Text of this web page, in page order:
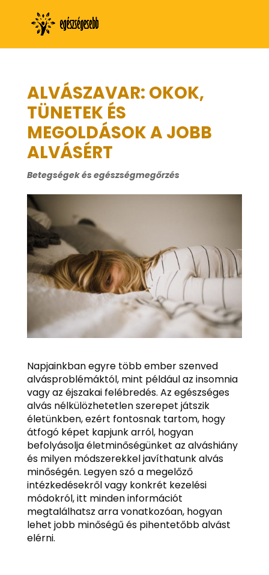
ALVÁSZAVAR: OKOK,
TÜNETEK ÉS
MEGOLDÁSOK A JOBB
ALVÁSÉRT
Betegségek és egészségmegőrzés
Napjainkban egyre több ember szenved
alvásproblémáktól, mint például az insomnia
vagy az éjszakai felébredés. Az egészséges
alvás nélkülözhetetlen szerepet játszik
életünkben, ezért fontosnak tartom, hogy
átfogó képet kapjunk arról, hogyan
befolyásolja életminőségünket az alváshiány
és milyen módszerekkel javíthatunk alvás
minőségén. Legyen szó a megelőző
intézkedésekről vagy konkrét kezelési
módokról, itt minden információt
megtalálhatsz arra vonatkozóan, hogyan
lehet jobb minőségű és pihentetőbb alvást
elérni.